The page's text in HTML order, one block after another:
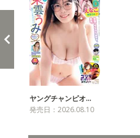
ヤングチャンピオ…
発売日：2026.08.10